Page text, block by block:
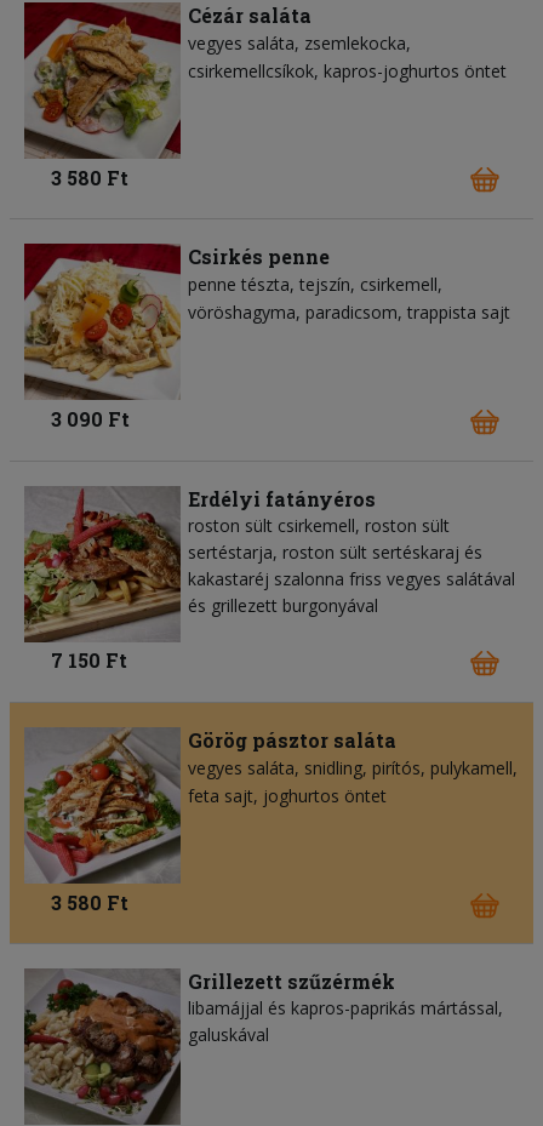
Cézár saláta
vegyes saláta zsemlekocka
csirkemellcsíkok kapros-joghurtos öntet
3 580 Ft
Csirkés penne
penne tészta tejszín csirkemell
vöröshagyma paradicsom trappista sajt
3 090 Ft
Erdélyi fatányéros
roston sült csirkemell, roston sült
sertéstarja, roston sült sertéskaraj és
kakastaréj szalonna friss vegyes salátával
és grillezett burgonyával
7 150 Ft
Görög pásztor saláta
vegyes saláta snidling pirítós pulykamell
feta sajt joghurtos öntet
3 580 Ft
Grillezett szűzérmék
libamájjal és kapros-paprikás mártással,
galuskával